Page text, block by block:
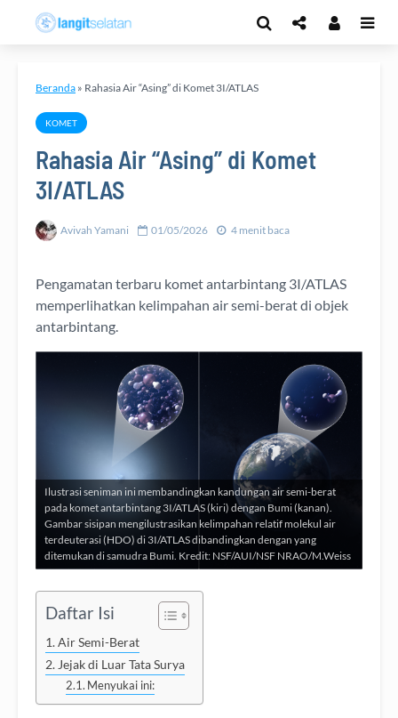
Beranda » Rahasia Air “Asing” di Komet 3I/ATLAS
KOMET
Rahasia Air “Asing” di Komet
3I/ATLAS
Avivah Yamani 01/05/2026 4 menit baca
Pengamatan terbaru komet antarbintang 3I/ATLAS
memperlihatkan kelimpahan air semi-berat di objek
antarbintang.
Ilustrasi seniman ini membandingkan kandungan air semi-berat
pada komet antarbintang 3I/ATLAS (kiri) dengan Bumi (kanan).
Gambar sisipan mengilustrasikan kelimpahan relatif molekul air
terdeuterasi (HDO) di 3I/ATLAS dibandingkan dengan yang
ditemukan di samudra Bumi. Kredit: NSF/AUI/NSF NRAO/M.Weiss
Daftar Isi
Air Semi-Berat
Jejak di Luar Tata Surya
Menyukai ini: